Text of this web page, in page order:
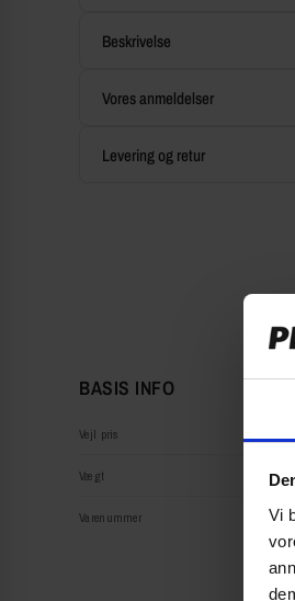
Vi
Beskrivelse
Vores anmeldelser
Levering og retur
BASIS INFO
Vejl pris
Vægt
Varenummer